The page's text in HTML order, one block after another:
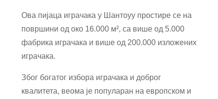
Ова пијаца играчака у Шантоуу простире се на
површини од око 16.000 м², са више од 5.000
фабрика играчака и више од 200.000 изложених
играчака.
Због богатог избора играчака и доброг
квалитета, веома је популаран на европском и